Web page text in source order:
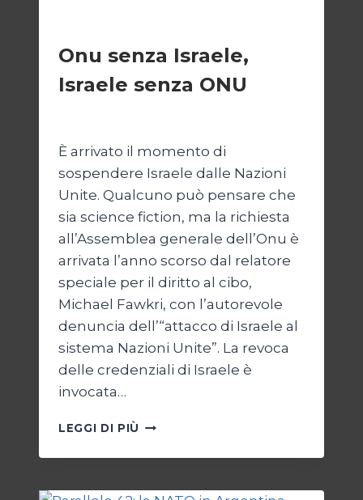
Onu senza Israele,
Israele senza ONU
È arrivato il momento di
sospendere Israele dalle Nazioni
Unite. Qualcuno può pensare che
sia science fiction, ma la richiesta
all’Assemblea generale dell’Onu è
arrivata l’anno scorso dal relatore
speciale per il diritto al cibo,
Michael Fawkri, con l’autorevole
denuncia dell’“attacco di Israele al
sistema Nazioni Unite”. La revoca
delle credenziali di Israele è
invocata…
LEGGI DI PIÙ ONU
ISRAELE,
SENZA